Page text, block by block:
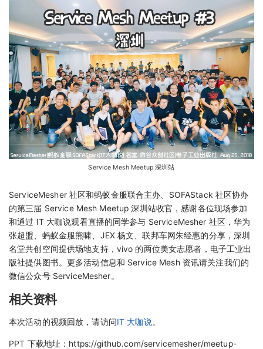
Service Mesh Meetup 深圳站
ServiceMesher 社区和蚂蚁金服联合主办、SOFAStack 社区协办
的第三届 Service Mesh Meetup 深圳站收官，感谢各位现场参加
和通过 IT 大咖说观看直播的同学参与 ServiceMesher 社区，华为
张超盟、蚂蚁金服熊啸、JEX 杨文、联邦车网朱经惠的分享，深圳
名堂共创空间提供场地支持，vivo 的两位美女志愿者，电子工业出
版社提供图书。更多活动信息和 Service Mesh 资讯请关注我们的
微信公众号 ServiceMesher。
相关资料
本次活动的视频回放，请访问IT 大咖说。
PPT 下载地址：https://github.com/servicemesher/meetup-